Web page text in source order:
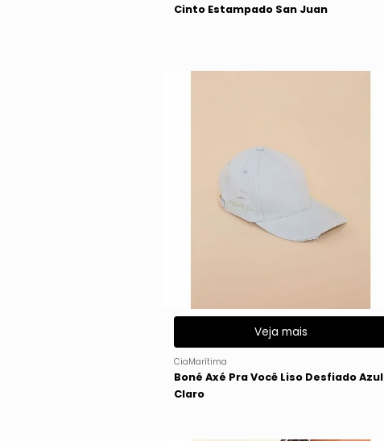
Cinto Estampado San Juan
Veja mais
CiaMarítima
Boné Axé Pra Você Liso Desfiado Azul
Claro